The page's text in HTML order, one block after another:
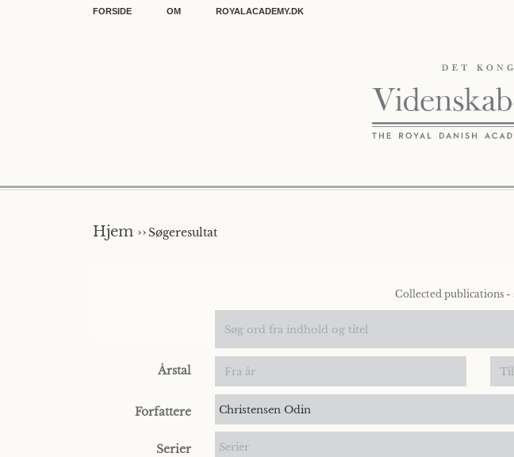
FORSIDE OM ROYALACADEMY.DK
Hjem ››Søgeresultat
Collected publications -
Årstal
Forfattere Christensen Odin
Serier Serier